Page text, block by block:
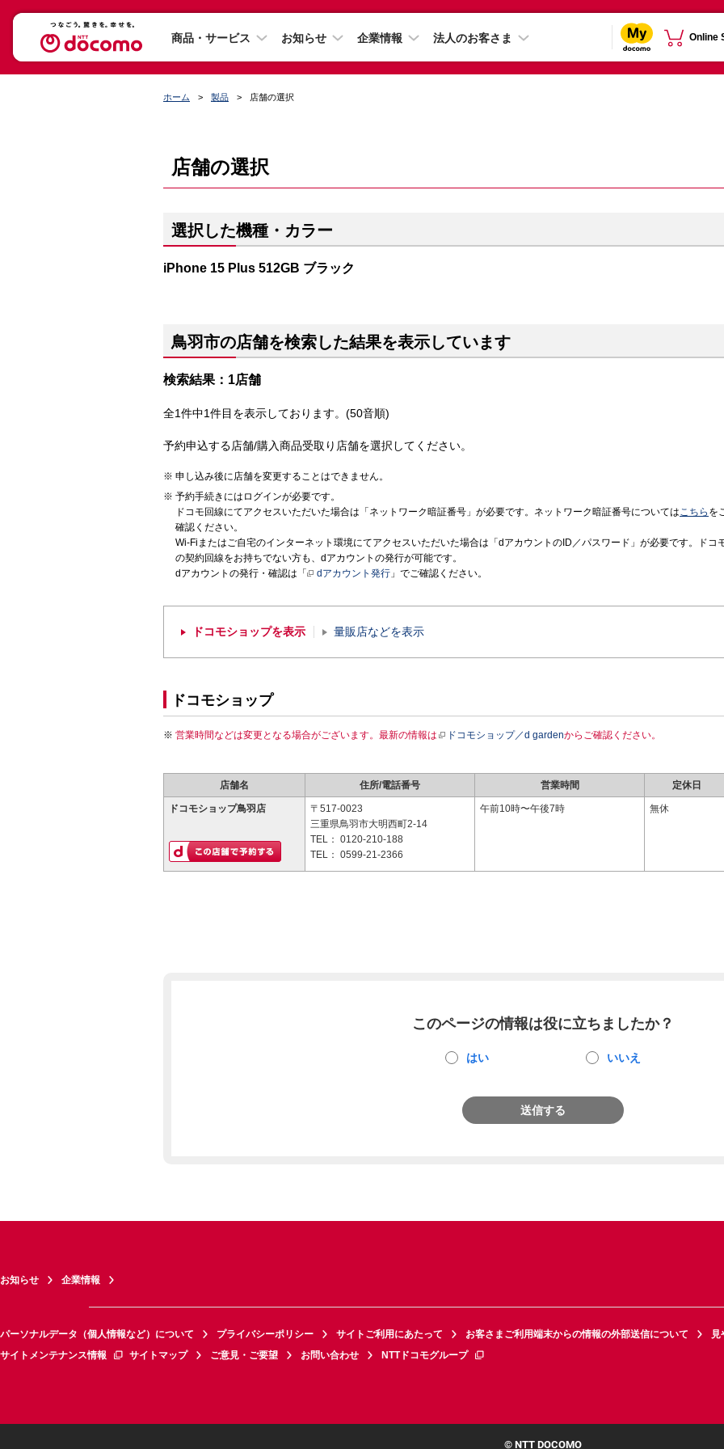
商品・サービス お知らせ 企業情報 法人のお客さま Online
ホーム 製品 店舗の選択
店舗の選択
選択した機種・カラー
iPhone 15 Plus 512GB ブラック
鳥羽市の店舗を検索した結果を表示しています
検索結果：1店舗
全1件中1件目を表示しております。(50音順)
予約申込する店舗/購入商品受取り店舗を選択してください。
申し込み後に店舗を変更することはできません。
予約手続きにはログインが必要です。
ドコモ回線にてアクセスいただいた場合は「ネットワーク暗証番号」が必要です。ネットワーク暗証番号についてはこちら を
確認ください。
Wi-Fiまたはご自宅のインターネット環境にてアクセスいただいた場合は「dアカウントのID／パスワード」が必要です。ドコ
の契約回線をお持ちでない方も、dアカウントの発行が可能です。
dアカウントの発行・確認は「
dアカウント発行 」でご確認ください。
ドコモショップを表示 量販店などを表示
ドコモショップ
営業時間などは変更となる場合がございます。最新の情報は ドコモショップ／d gardenからご確認ください。
店舗名 住所/電話番号 営業時間 定休日
ドコモショップ鳥羽店
〒517-0023
三重県鳥羽市大明西町2-14
TEL： 0120-210-188
TEL： 0599-21-2366
午前10時〜午後7時 無休
このページの情報は役に立ちましたか？
はい いいえ
送信する
お知らせ 企業情報
パーソナルデータ（個人情報など）について プライバシーポリシー サイトご利用にあたって お客さまご利用端末からの情報の外部送信について
見
サイトメンテナンス情報
サイトマップ ご意見・ご要望 お問い合わせ NTTドコモグループ
© NTT DOCOMO